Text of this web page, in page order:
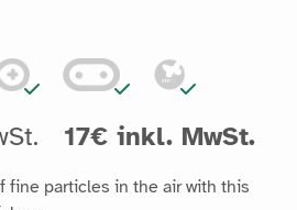
17€ inkl. MwSt.